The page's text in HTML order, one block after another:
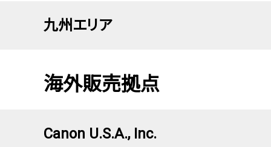
九州エリア
海外販売拠点
Canon U.S.A., Inc.